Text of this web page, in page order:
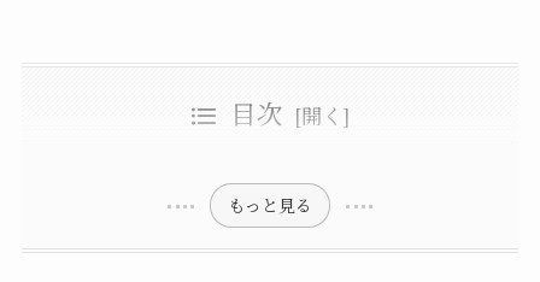
目次
小杉造園株式会社
株式会社亀井造園
2. 作業内容と料金の明細が詳細か
もっと見る